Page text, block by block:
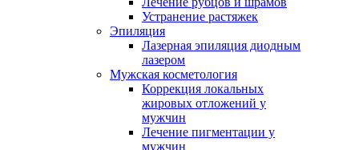
Устранение растяжек
Эпиляция
Лазерная эпиляция диодным
лазером
Мужская косметология
Коррекция локальных
жировых отложений у
мужчин
Лечение пигментации у
мужчин